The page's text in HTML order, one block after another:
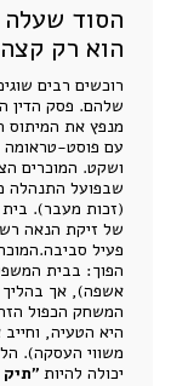
הוא רק
רוכשים רבים
שלהם. פסק הדין
מנפץ את המיתוס
עם פוסט-טראומה
ושקט. המוכרים
שבפועל התנהלה
(זכות מעבר).
של זיקת הנאה
פעיל
הפוך: בבית
אשפה), אך
המשחק הכפול
היא הטעיה,
משווי העסקה).
יכולה להיות